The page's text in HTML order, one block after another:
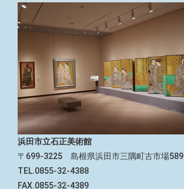
浜田市立石正美術館
〒699-3225 島根県浜田市三隅町古市場589
TEL.0855-32-4388
FAX.0855-32-4389